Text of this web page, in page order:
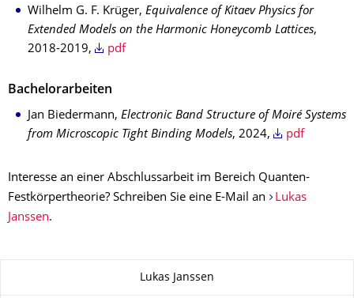
Wilhelm G. F. Krüger, Equivalence of Kitaev Physics for
Extended Models on the Harmonic Honeycomb Lattices,
2018-2019,
pdf
Bachelorarbeiten
Jan Biedermann, Electronic Band Structure of Moiré Systems
from Microscopic Tight Binding Models, 2024, pdf
Interesse an einer Abschlussarbeit im Bereich Quanten-
Festkörpertheorie? Schreiben Sie eine E-Mail an
Lukas
Janssen.
Lukas Janssen